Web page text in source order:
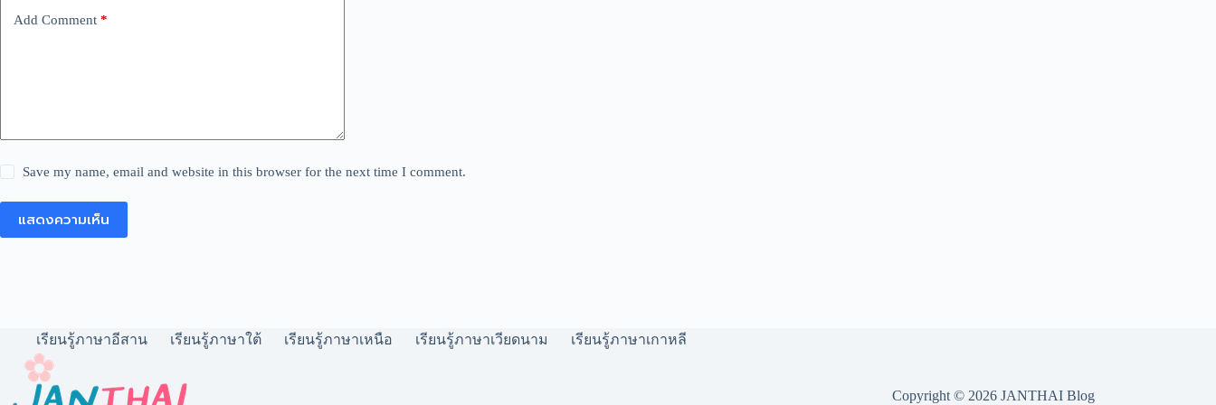
Add Comment *
Save my name, email and website in this browser for the next time I comment.
แสดงความเห็น
เรียนรู้ภาษาอีสาน เรียนรู้ภาษาใต้ เรียนรู้ภาษาเหนือ เรียนรู้ภาษาเวียดนาม เรียนรู้ภาษาเกาหลี
Copyright © 2026 JANTHAI Blog